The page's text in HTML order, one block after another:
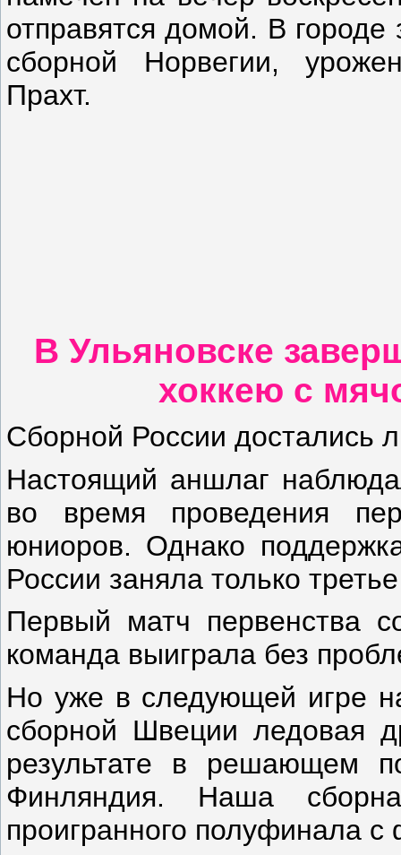
отправятся домой. В
сборной Норвегии,
Прахт.
В Ульяновске
хоккею с
Сборной России достались
Настоящий аншлаг
во время проведения
юниоров. Однако
России заняла только
Первый матч первенства
команда выиграла без
Но уже в следующей игре
сборной Швеции ледовая
результате в решающем
Финляндия. Наша
проигранного полуфинала